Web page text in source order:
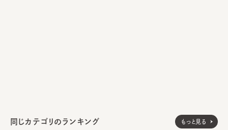
同じカテゴリのランキング もっと見る